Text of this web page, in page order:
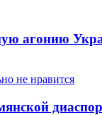
агонию